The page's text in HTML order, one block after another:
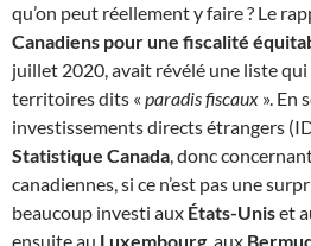
qu’on peut réellement y faire ? Le
Canadiens pour une fiscalité
juillet 2020, avait révélé une liste qui
territoires dits « paradis fiscaux ». En
investissements directs étrangers
Statistique Canada, donc
canadiennes, si ce n’est pas une
beaucoup investi aux États-Uniset
ensuite au Luxembourg , aux